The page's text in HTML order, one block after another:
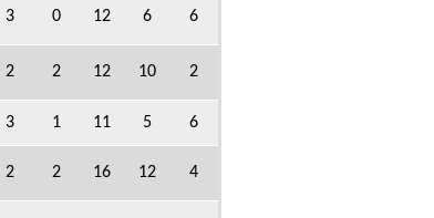
3 0 12 6 6
2 2 12 10 2
3 1 11 5 6
2 2 16 12 4